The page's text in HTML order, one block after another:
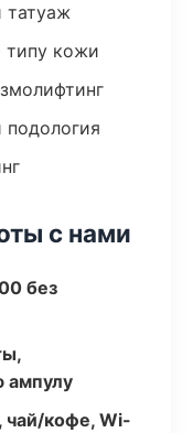
татуаж
кожи
с нами
без
ампулу
чай/кофе, Wi-